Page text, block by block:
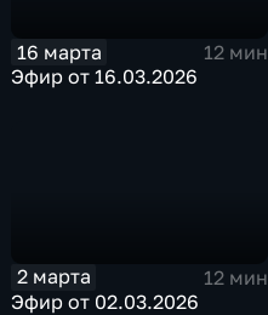
16 марта
12 мин
Эфир от 16.03.2026
2 марта
12 мин
Эфир от 02.03.2026